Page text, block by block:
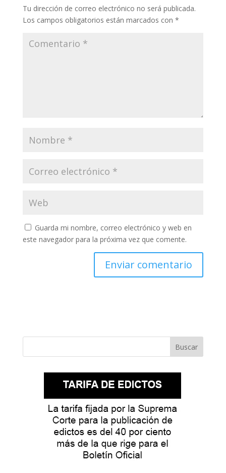
k k p r
Tu dirección de correo electrónico no será publicada.
Los campos obligatorios están marcados con *
Guarda mi nombre, correo electrónico y web en
este navegador para la próxima vez que comente.
Buscar